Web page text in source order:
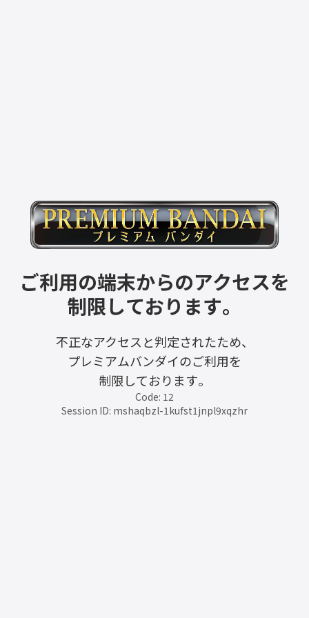
ご利用の端末からのアクセスを
制限しております。
不正なアクセスと判定されたため、
プレミアムバンダイのご利用を
制限しております。
Code: 12
Session ID: mshaqbzl-1kufst1jnpl9xqzhr